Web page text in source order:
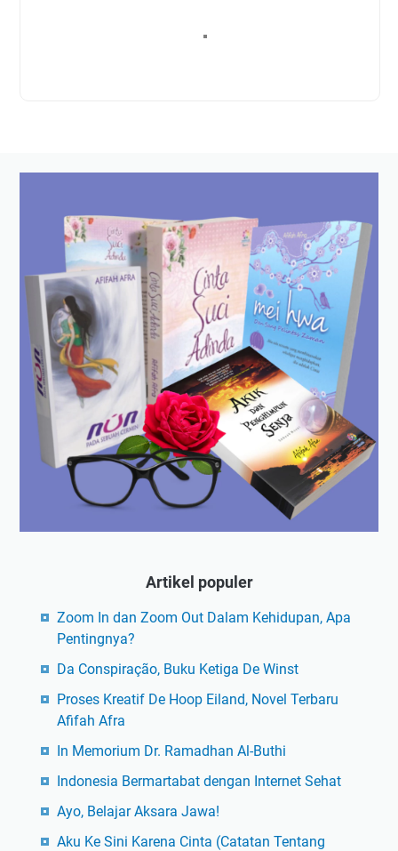
Artikel populer
Zoom In dan Zoom Out Dalam Kehidupan, Apa
Pentingnya?
Da Conspiração, Buku Ketiga De Winst
Proses Kreatif De Hoop Eiland, Novel Terbaru
Afifah Afra
In Memorium Dr. Ramadhan Al-Buthi
Indonesia Bermartabat dengan Internet Sehat
Ayo, Belajar Aksara Jawa!
Aku Ke Sini Karena Cinta (Catatan Tentang